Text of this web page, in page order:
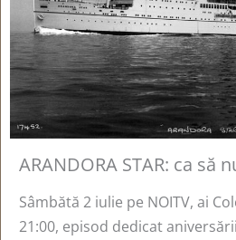
ARANDORA STAR: ca să
Sâmbătă 2 iulie pe NOITV, ai
21:00, episod dedicat